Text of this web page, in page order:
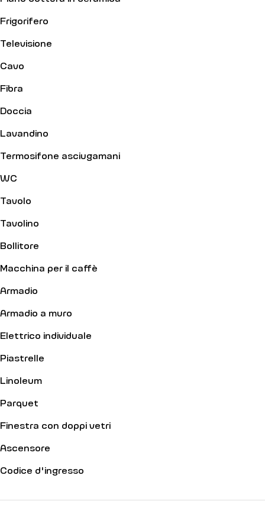
Frigorifero
Televisione
Cavo
Fibra
Doccia
Lavandino
Termosifone asciugamani
WC
Tavolo
Tavolino
Bollitore
Macchina per il caffè
Armadio
Armadio a muro
Elettrico individuale
Piastrelle
Linoleum
Parquet
Finestra con doppi vetri
Ascensore
Codice d'ingresso